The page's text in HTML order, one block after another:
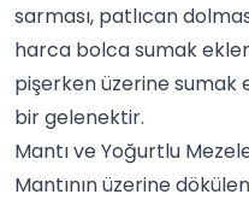
sarması, patlıcan
harca bolca sumak
pişerken üzerine sumak
bir gelenektir.
Mantı ve Yoğurtlu
Mantının üzerine